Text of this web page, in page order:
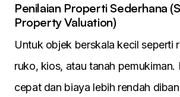
Penilaian Properti Sederhana
Property Valuation)
Untuk objek berskala kecil seperti
ruko, kios, atau tanah pemukiman.
cepat dan biaya lebih rendah